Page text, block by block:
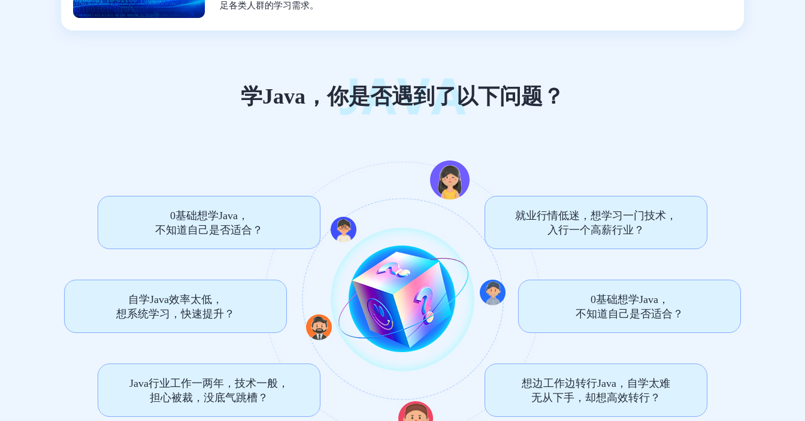
足各类人群的学习需求。
学Java，你是否遇到了以下问题？
0基础想学Java，
不知道自己是否适合？
自学Java效率太低，
想系统学习，快速提升？
Java行业工作一两年，技术一般，
担心被裁，没底气跳槽？
就业行情低迷，想学习一门技术，
入行一个高薪行业？
0基础想学Java，
不知道自己是否适合？
想边工作边转行Java，自学太难
无从下手，却想高效转行？